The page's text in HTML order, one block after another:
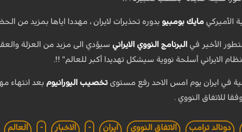
الأميركي مايك بومبيو بدوره تحذيرات لايران ، مهددا اياها بمزيد من
الأخير في البرنامج النووي الايراني سيؤدي الى مزيد من العزلة
الايراني أسلحة نووية سيشكل تهديدا أكبر للعالم" !!.
في ايران يوم امس الاحد رفع مستوى تخصيب اليورانيوم بعد انتهاء
للاتفاق النووي .
دونالد ترامب الاتفاق النووي ايران - الاخبار - العالم